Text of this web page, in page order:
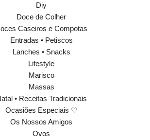
Diy
Doce de Colher
Caseiros e Compotas
Entradas • Petiscos
Lanches • Snacks
Lifestyle
Marisco
Massas
• Receitas Tradicionais
Ocasiões Especiais ♡
Os Nossos Amigos
Ovos